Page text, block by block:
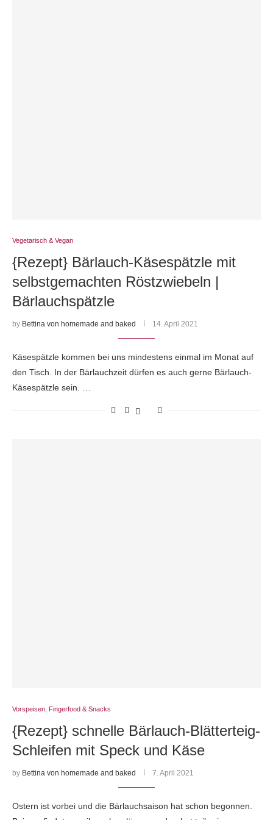
Vegetarisch & Vegan
{Rezept} Bärlauch-Käsespätzle mit
selbstgemachten Röstzwiebeln |
Bärlauchspätzle
by Bettina von homemade and baked 14. April 2021
Käsespätzle kommen bei uns mindestens einmal im Monat auf
den Tisch. In der Bärlauchzeit dürfen es auch gerne Bärlauch-
Käsespätzle sein. …
Vorspeisen, Fingerfood & Snacks
{Rezept} schnelle Bärlauch-Blätterteig-
Schleifen mit Speck und Käse
by Bettina von homemade and baked 7. April 2021
Ostern ist vorbei und die Bärlauchsaison hat schon begonnen.